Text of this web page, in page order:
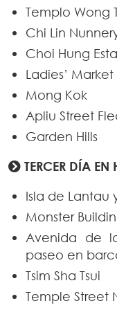
Templo Wong
Chi Lin
Choi Hung
Ladies’ Market
Mong Kok
Apliu Street
Garden Hills
TERCER DÍA
Isla de Lantau
Monster
Avenida de
paseo en
Tsim Sha Tsui
Temple Street